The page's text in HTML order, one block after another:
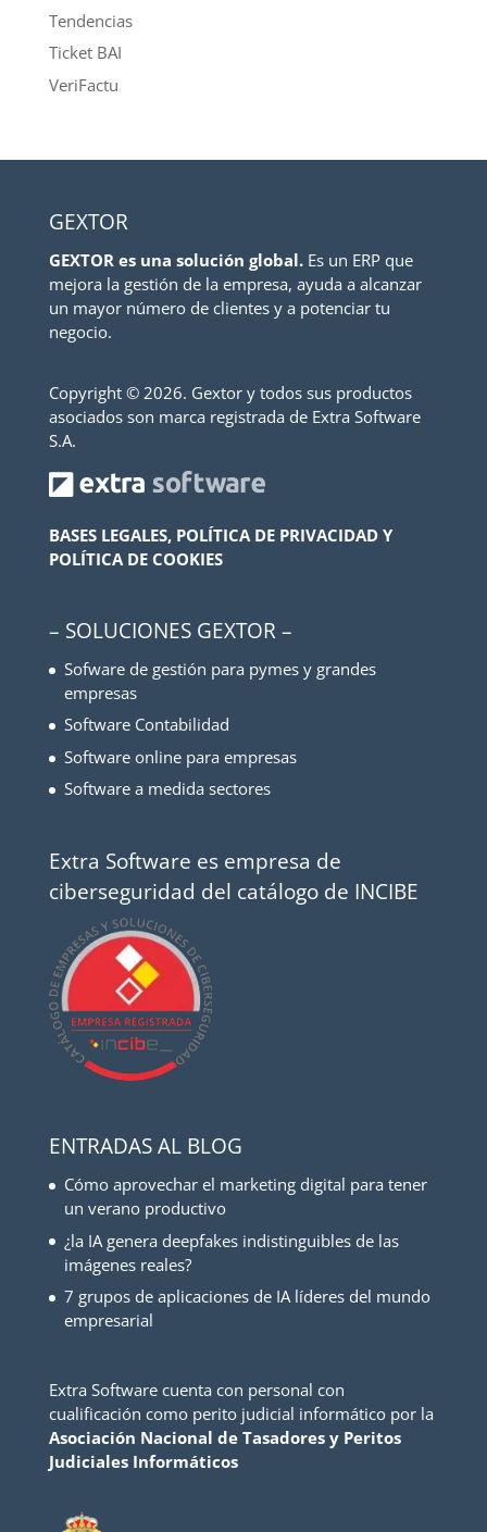
Tendencias
Ticket BAI
VeriFactu
GEXTOR
GEXTOR es una solución global.Es un ERP que
mejora la gestión de la empresa, ayuda a alcanzar
un mayor número de clientes y a potenciar tu
negocio.
Copyright © 2026. Gextor y todos sus productos
asociados son marca registrada de Extra Software
S.A.
BASES LEGALES, POLÍTICA DE PRIVACIDAD Y
POLÍTICA DE COOKIES
– SOLUCIONES GEXTOR –
Sofware de gestión para pymes y grandes
empresas
Software Contabilidad
Software online para empresas
Software a medida sectores
Extra Software es empresa de
ciberseguridad del catálogo de INCIBE
ENTRADAS AL BLOG
Cómo aprovechar el marketing digital para tener
un verano productivo
¿la IA genera deepfakes indistinguibles de las
imágenes reales?
7 grupos de aplicaciones de IA líderes del mundo
empresarial
Extra Software cuenta con personal con
cualificación como perito judicial informático por la
Asociación Nacional de Tasadores y Peritos
Judiciales Informáticos